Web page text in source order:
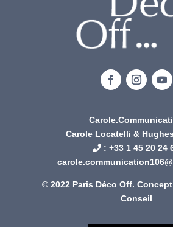
Carole Locatelli &
: +33 1 45 20 24
© 2022 Paris Déco Off.
Conseil